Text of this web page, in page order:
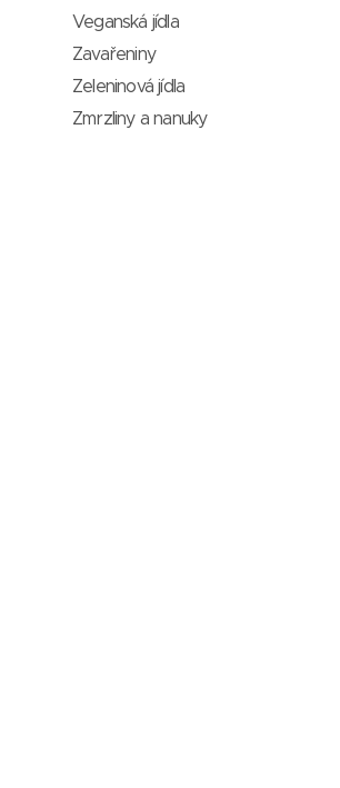
Veganská jídla
Zavařeniny
Zeleninová jídla
Zmrzliny a nanuky